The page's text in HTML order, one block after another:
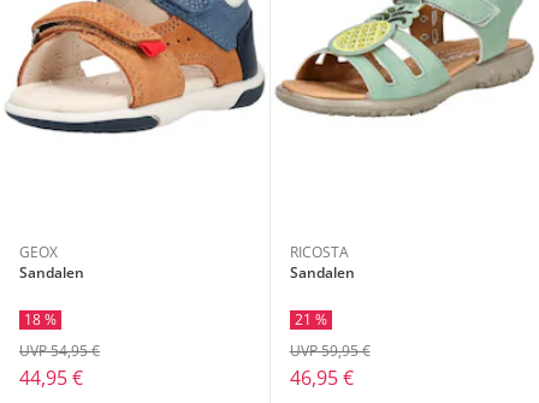
GEOX
Sandalen
18 %
44,95 €
UVP 54,95 €
RICOSTA
Sandalen
21 %
46,95 €
UVP 59,95 €